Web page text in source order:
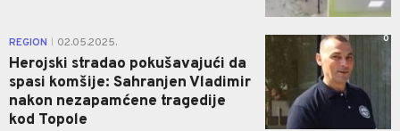
REGION 02.05.2025.
Herojski stradao pokušavajući da
spasi komšije: Sahranjen Vladimir
nakon nezapamćene tragedije
kod Topole
0